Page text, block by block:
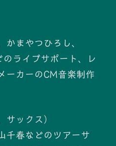
かまやつひろし、
ライブサポート、レ
ーカーのCM音楽制作
サックス）
千春などのツアーサ